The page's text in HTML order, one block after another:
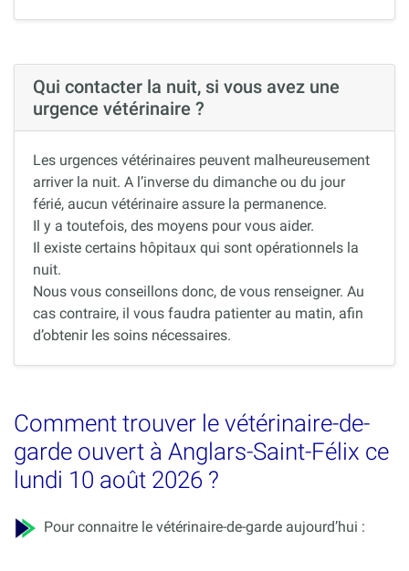
Qui contacter la nuit, si vous avez une
urgence vétérinaire ?
Les urgences vétérinaires peuvent malheureusement
arriver la nuit. A l’inverse du dimanche ou du jour
férié, aucun vétérinaire assure la permanence.
Il y a toutefois, des moyens pour vous aider.
Il existe certains hôpitaux qui sont opérationnels la
nuit.
Nous vous conseillons donc, de vous renseigner. Au
cas contraire, il vous faudra patienter au matin, afin
d’obtenir les soins nécessaires.
Comment trouver le vétérinaire-de-
garde ouvert à Anglars-Saint-Félix ce
lundi 10 août 2026 ?
Pour connaitre le vétérinaire-de-garde aujourd’hui :